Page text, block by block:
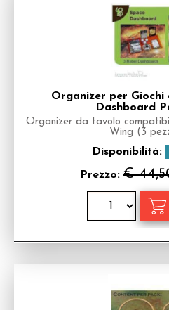
Organizer per Giochi
Dashboard
Organizer da tavolo
Wing (3
Disponibilità:
Prezzo:€